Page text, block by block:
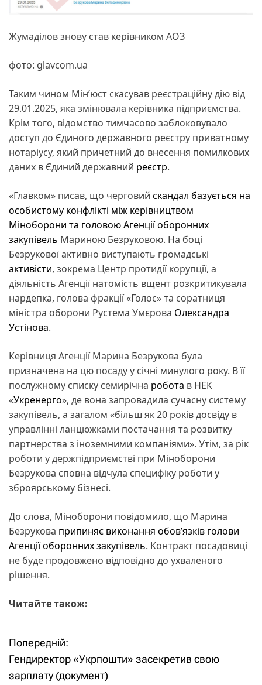
Жумаділов знову став керівником АОЗ
фото: glavcom.ua
Таким чином Мін’юст скасував реєстраційну дію від
29.01.2025, яка змінювала керівника підприємства.
Крім того, відомство тимчасово заблоковувало
доступ до Єдиного державного реєстру приватному
нотаріусу, який причетний до внесення помилкових
даних в Єдиний державний реєстр.
«Главком» писав, що черговий скандал базується на
особистому конфлікті між керівництвом
Міноборони та головою Агенції оборонних
закупівель Мариною Безруковою. На боці
Безрукової активно виступають громадські
активісти, зокрема Центр протидії корупції, а
діяльність Агенції натомість вщент розкритикувала
нардепка, голова фракції «Голос» та соратниця
міністра оборони Рустема Умєрова Олександра
Устінова.
Керівниця Агенції Марина Безрукова була
призначена на цю посаду у січні минулого року. В її
послужному списку семирічна робота в НЕК
«Укренерго», де вона запровадила сучасну систему
закупівель, а загалом «більш як 20 років досвіду в
управлінні ланцюжками постачання та розвитку
партнерства з іноземними компаніями». Утім, за рік
роботи у держпідприємстві при Міноборони
Безрукова сповна відчула специфіку роботи у
зброярському бізнесі.
До слова, Міноборони повідомило, що Марина
Безрукова припиняє виконання обов’язків голови
Агенції оборонних закупівель. Контракт посадовиці
не буде продовжено відповідно до ухваленого
рішення.
Читайте також:
Н
а
Попередній:
Гендиректор «Укрпошти» засекретив свою
зарплату (документ)